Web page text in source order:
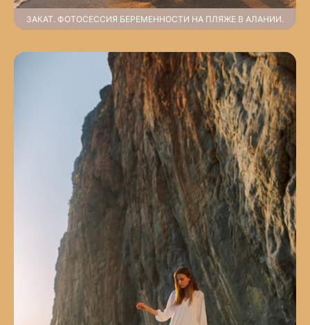
ЗАКАТ. ФОТОСЕССИЯ БЕРЕМЕННОСТИ НА ПЛЯЖЕ В АЛАНИИ.